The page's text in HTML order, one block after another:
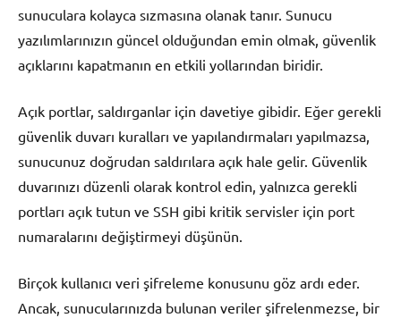
sunuculara kolayca sızmasına olanak tanır. Sunucu
yazılımlarınızın güncel olduğundan emin olmak, güvenlik
açıklarını kapatmanın en etkili yollarından biridir.
Açık portlar, saldırganlar için davetiye gibidir. Eğer gerekli
güvenlik duvarı kuralları ve yapılandırmaları yapılmazsa,
sunucunuz doğrudan saldırılara açık hale gelir. Güvenlik
duvarınızı düzenli olarak kontrol edin, yalnızca gerekli
portları açık tutun ve SSH gibi kritik servisler için port
numaralarını değiştirmeyi düşünün.
Birçok kullanıcı veri şifreleme konusunu göz ardı eder.
Ancak, sunucularınızda bulunan veriler şifrelenmezse, bir